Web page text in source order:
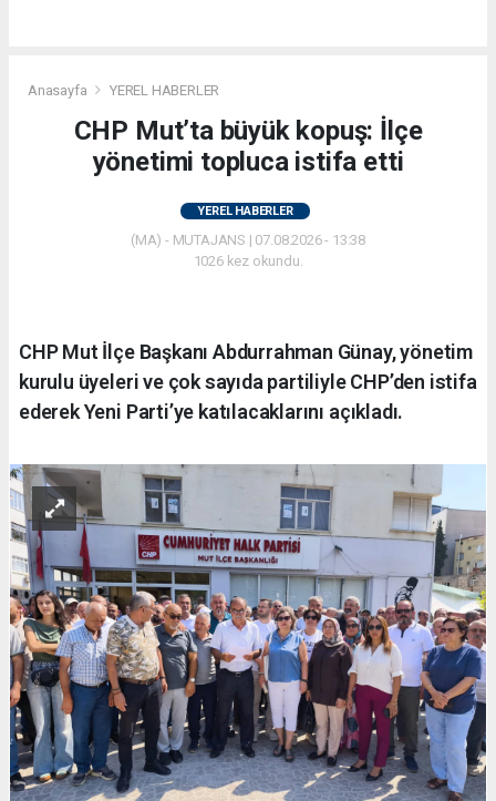
Anasayfa YEREL HABERLER
CHP Mut’ta büyük kopuş: İlçe
yönetimi topluca istifa etti
YEREL HABERLER
(MA) - MUTAJANS | 07.08.2026 - 13:38
1026 kez okundu.
CHP Mut İlçe Başkanı Abdurrahman Günay, yönetim
kurulu üyeleri ve çok sayıda partiliyle CHP’den istifa
ederek Yeni Parti’ye katılacaklarını açıkladı.